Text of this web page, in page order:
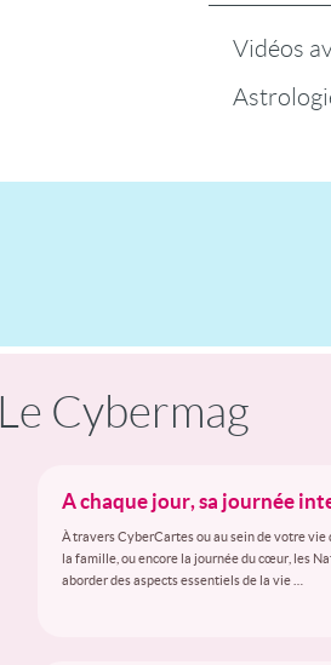
Vidéos
Le Cybermag
A chaque jour, sa journée
À travers CyberCartes ou au sein de votre
la famille, ou encore la journée du cœur, les
aborder des aspects essentiels de la vie …